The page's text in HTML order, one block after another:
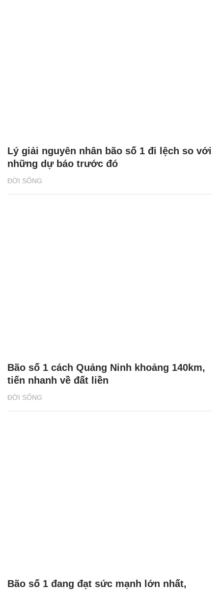
ĐỜI SỐNG
Lý giải nguyên nhân bão số 1 đi lệch so với
những dự báo trước đó
ĐỜI SỐNG
Bão số 1 cách Quảng Ninh khoảng 140km,
tiến nhanh về đất liền
Bão số 1 đang đạt sức mạnh lớn nhất,